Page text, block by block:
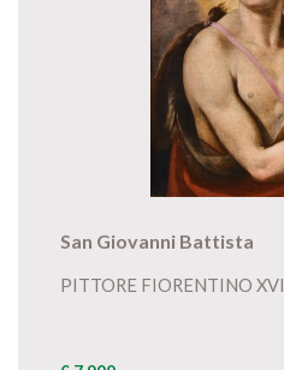
San Giovanni Battista
PITTORE FIORENTINO